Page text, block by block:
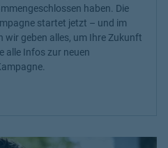
haben. Die
startet jetzt – und im
wir geben alles, um Ihre Zukunft
alle Infos zur neuen
in New Tab